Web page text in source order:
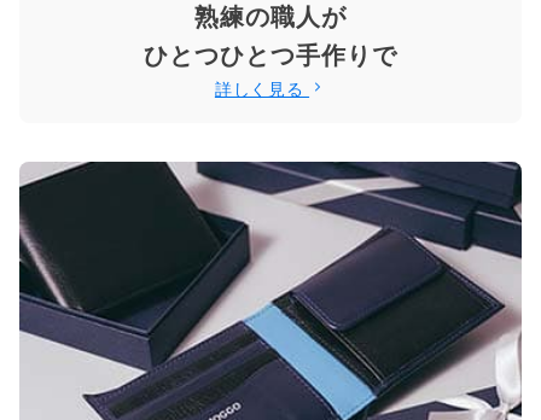
熟練の職人が
ひとつひとつ手作りで
詳しく見る